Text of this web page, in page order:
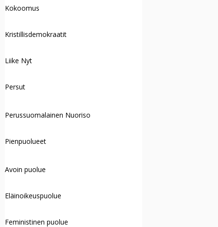
Kokoomus
Kristillisdemokraatit
Liike Nyt
Persut
Perussuomalainen Nuoriso
Pienpuolueet
Avoin puolue
Eläinoikeuspuolue
Feministinen puolue